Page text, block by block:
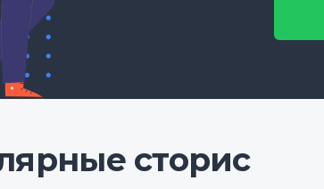
сторис